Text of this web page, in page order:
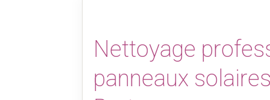
Nettoyage
panneaux